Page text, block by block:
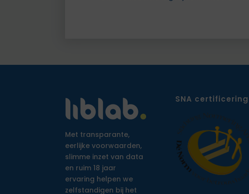
Met transparante,
eerlijke voorwaarden,
slimme inzet van data
en ruim 18 jaar
ervaring helpen we
zelfstandigen bij het
SNA certificering